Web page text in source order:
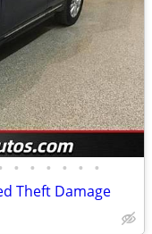
• • • • • •
Theft Damage